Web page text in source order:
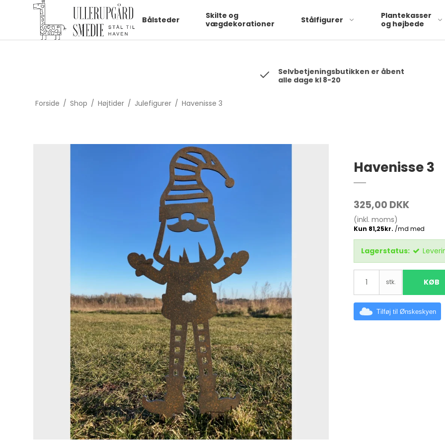
fbq('init', '1322550991547406', { em: 'email@email.com', // Values will be hashed automatically by the pixel using SHA-256 ph:
Bålsteder
Skilte og
vægdekorationer
Stålfigurer
Plantekasser
og højbede
Selvbetjeningsbutikken er åbent
alle dage kl 8-20
Forside / Shop / Højtider / Julefigurer / Havenisse 3
Havenisse 3
325,00 DKK
(inkl. moms)
Lagerstatus:
stk. KØB
Tilføj til Ønskeskyen